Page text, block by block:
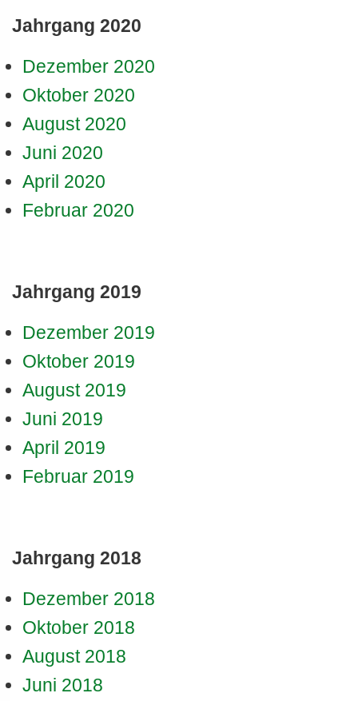
Jahrgang 2020
Dezember 2020
Oktober 2020
August 2020
Juni 2020
April 2020
Februar 2020
Jahrgang 2019
Dezember 2019
Oktober 2019
August 2019
Juni 2019
April 2019
Februar 2019
Jahrgang 2018
Dezember 2018
Oktober 2018
August 2018
Juni 2018